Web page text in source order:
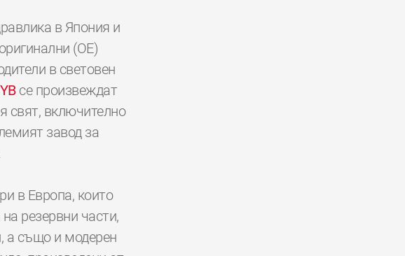
в Япония и
(OE)
в световен
се произвеждат
свят, включително
завод за
в Европа, които
резервни части,
а също и модерен